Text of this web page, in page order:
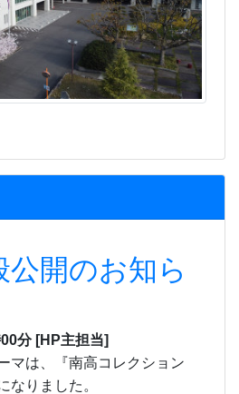
公開のお知ら
分 [HP主担当]
マは、『南高コレクション
なりました。